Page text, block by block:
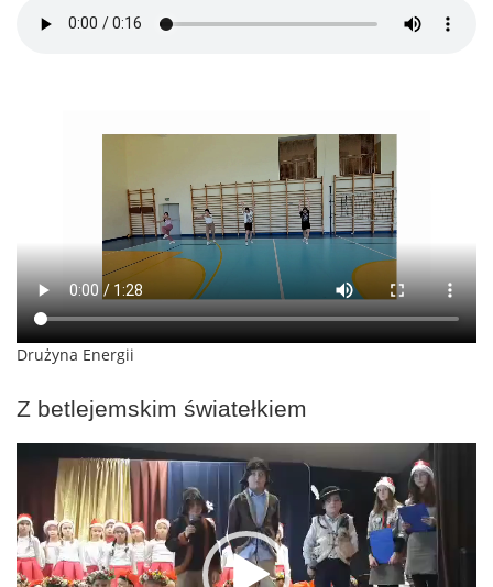
Drużyna Energii
Z betlejemskim światełkiem
Odtwarzacz